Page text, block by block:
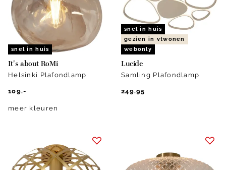
snel in huis
It's about RoMi
Helsinki Plafondlamp
109.-
meer kleuren
snel in huis
gezien in vtwonen
webonly
Lucide
Samling Plafondlamp
249.95